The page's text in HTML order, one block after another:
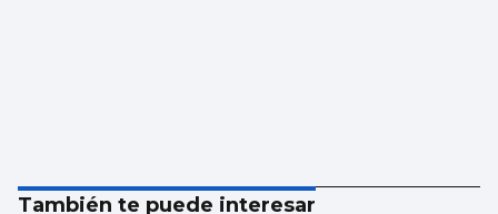
También te puede interesar